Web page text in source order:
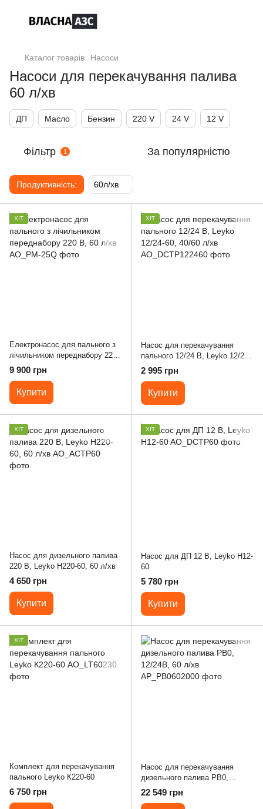
Каталог товарів Насоси
Насоси для перекачування палива
60 л/хв
ДП Масло Бензин 220 V 24 V 12 V
Фільтр 1 За популярністю
Продуктивність: 60л/хв
ХІТ
Електронасос для пального з
лічильником переднабору 220
В, 60 л/хв
9 900 грн
Купити
ХІТ
Насос для перекачування
пального 12/24 В, Leyko 12/24-
60, 40/60 л/хв
2 995 грн
Купити
ХІТ
Насос для дизельного палива
220 В, Leyko Н220-60, 60 л/хв
4 650 грн
Купити
ХІТ
Насос для ДП 12 В, Leyko H12-
60
5 780 грн
Купити
ХІТ
Комплект для перекачування
пального Leyko К220-60
6 750 грн
Насос для перекачування
дизельного палива PB0,
12/24В, 60 л/хв
22 549 грн